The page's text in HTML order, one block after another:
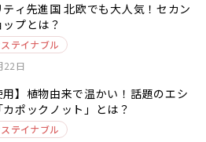
ィ先進国 北欧でも大人気！セカン
プとは？
テイナブル
22日
用】植物由来で温かい！話題のエシ
ポックノット」とは？
テイナブル